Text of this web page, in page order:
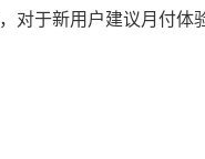
，对于新用户建议月付体